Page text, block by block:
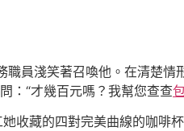
員淺笑著召喚他。在清楚
：“才幾百元嗎？我幫您查查
收藏的四對完美曲線的咖啡